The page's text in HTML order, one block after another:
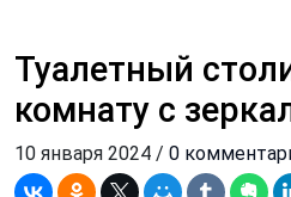
Туалетный
комнату с
10 января 2024 / 0